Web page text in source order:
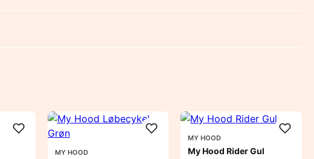
MY HOOD
MY HOOD
My Hood Rider Gul